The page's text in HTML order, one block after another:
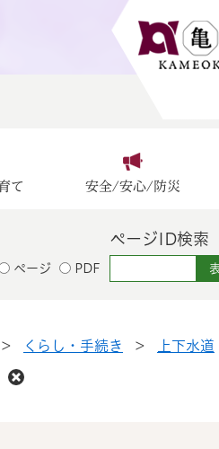
て 安全/安心/防災
ページ PDF
ページID検索
> くらし・手続き > 上下水道